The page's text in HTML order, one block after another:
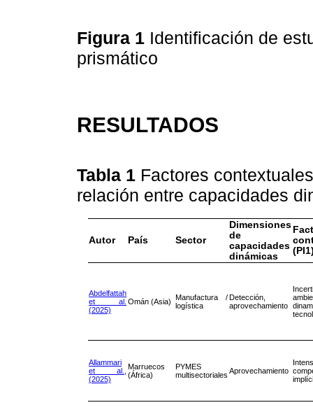
Figura 1 Identificación de
prismático
RESULTADOS
Tabla 1 Factores
relación entre capacidades
Autor País Sector
Dimensiones
de
capacidades
dinámicas
Abdelfattah
et al.
(2025)
Omán (Asia) Manufactura /
logística
Detección,
aprovechamiento
Allammari
et al.,
(2025)
Marruecos
(África)
PYMES
multisectoriales Aprovechamiento